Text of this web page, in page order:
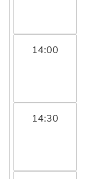
14:00
14:30